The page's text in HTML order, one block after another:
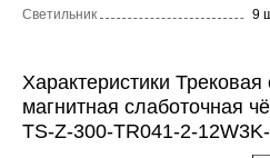
Светильник 9
Характеристики
магнитная слаботочная
TS-Z-300-TR041-2-